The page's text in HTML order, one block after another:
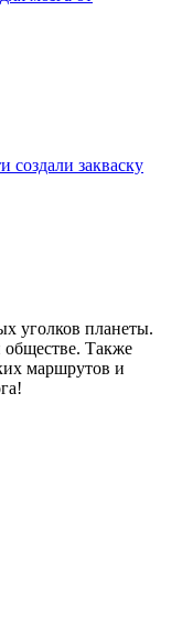
закваску
уголков планеты.
Также
маршрутов и